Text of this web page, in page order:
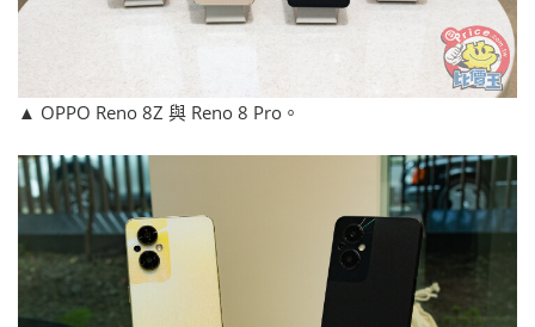
▲ OPPO Reno 8Z 與 Reno 8 Pro。